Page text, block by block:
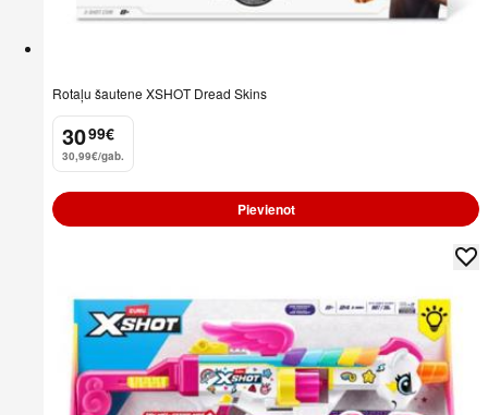
Rotaļu šautene XSHOT Dread Skins
30
. 99€
30,99€/gab.
Pievienot